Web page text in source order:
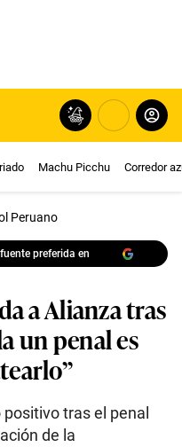
Machu Picchu Corredor
Peruano
preferida en
a Alianza tras
un penal es
tras el penal
de la